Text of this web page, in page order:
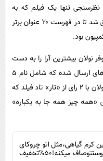
تنها یک فیلم که به
صورت استریم به نمایش درآمد موفق شد تا در فهرست ۲۰ عنوان برتر
بود.
نولان بیشترین آرا را به دست
آورد و تقریباً در یک پنجم از لیست‌های ارسال شده که شامل نام ۵
فیلم برتر دهه بود، ظاهر شد. فیلم نولان با ۲ رای از «تار» تاد فیلد که
دوم قرار گرفت و با ۳ رای «همه چیز همه جا به یکباره»
کرم گیاهی،مثل اتو چروکای
میکنه!50%تخفیف